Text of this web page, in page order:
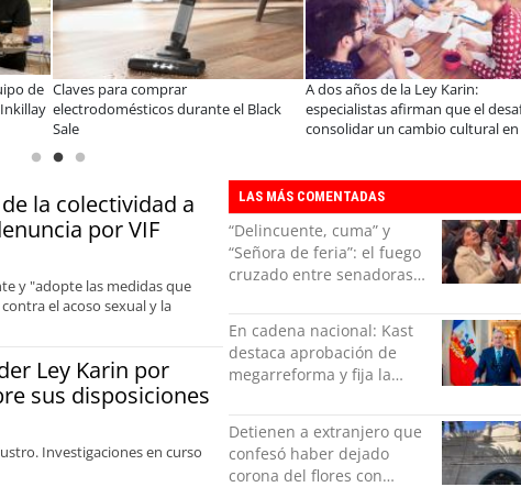
la Ley Karin:
afirman que el desafío es
cambio cultural en las
Enap Refinería Bío Bío conmemora 60
años de aporte al desarrollo
energético de Chile
Últimos días
Vecino
la colectividad a
por VIF
y "adopte las medidas que
el acoso sexual y la
Ley Karin por
sus disposiciones
Investigaciones en curso
LAS MÁS COMENTADAS
“Delincuente, cuma” y
“Señora de feria”: el fuego
cruzado entre senadoras
Senado
En cadena nacional: Kast
destaca aprobación de
megarreforma y fija la
desafío del Gobierno
Detienen a extranjero que
confesó haber dejado
corona del flores con